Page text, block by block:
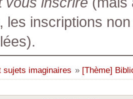
les inscriptions
sujets imaginaires » [Thème]